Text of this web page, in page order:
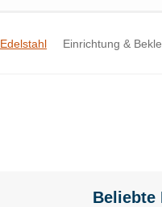
Edelstahl Einrichtung &
Beliebte